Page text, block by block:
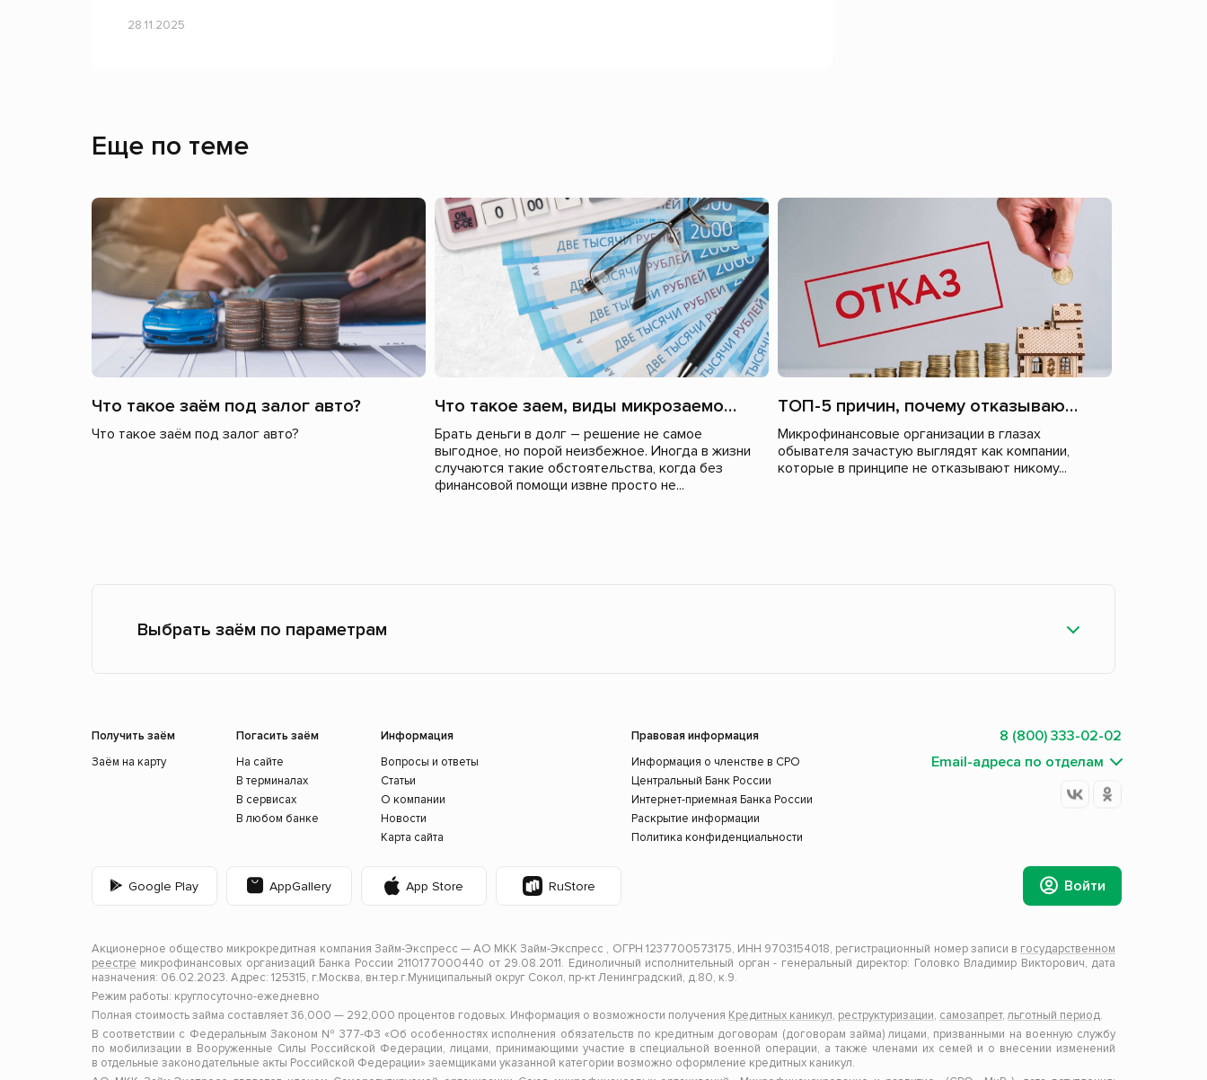
28.11.2025
Еще по теме
Что такое заём под залог авто?
Что такое заём под залог авто?
Что такое заем, виды микрозаемов, условия получения?
Брать деньги в долг – решение не самое
выгодное, но порой неизбежное. Иногда в жизни
случаются такие обстоятельства, когда без
финансовой помощи извне просто не...
ТОП-5 причин, почему отказывают в МФО
Микрофинансовые организации в глазах
обывателя зачастую выглядят как компании,
которые в принципе не отказывают никому...
Выбрать заём по параметрам
Получить заём
Заём на карту
Погасить заём
На сайте
В терминалах
В сервисах
В любом банке
Информация
Вопросы и ответы
Статьи
О компании
Новости
Карта сайта
Правовая информация
Информация о членстве в СРО
Центральный Банк России
Интернет-приемная Банка России
Раскрытие информации
Политика конфиденциальности
8 (800) 333-02-02
Email-адреса по отделам
Войти
Google Play AppGallery App Store RuStore
Акционерное общество микрокредитная компания Займ-Экспресс — АО МКК Займ-Экспресс , ОГРН 1237700573175, ИНН 9703154018, регистрационный номер записи в государственном
реестре микрофинансовых организаций Банка России 2110177000440 от 29.08.2011. Единоличный исполнительный орган - генеральный директор: Головко Владимир Викторович, дата
назначения: 06.02.2023. Адрес: 125315, г.Москва, вн.тер.г.Муниципальный округ Сокол, пр-кт Ленинградский, д.80, к.9.
Режим работы: круглосуточно-ежедневно
Полная стоимость займа составляет 36,000 — 292,000 процентов годовых. Информация о возможности получения Кредитных каникул, реструктуризации, самозапрет, льготный период.
В соответствии с Федеральным Законом № 377-ФЗ «Об особенностях исполнения обязательств по кредитным договорам (договорам займа) лицами, призванными на военную службу
по мобилизации в Вооруженные Силы Российской Федерации, лицами, принимающими участие в специальной военной операции, а также членами их семей и о внесении изменений
в отдельные законодательные акты Российской Федерации» заемщиками указанной категории возможно оформление кредитных каникул.